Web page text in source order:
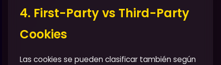
4. First-Party vs Third-Party
Cookies
Las cookies se pueden clasificar también según